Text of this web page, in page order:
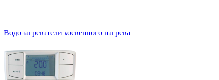
Водонагреватели косвенного нагрева